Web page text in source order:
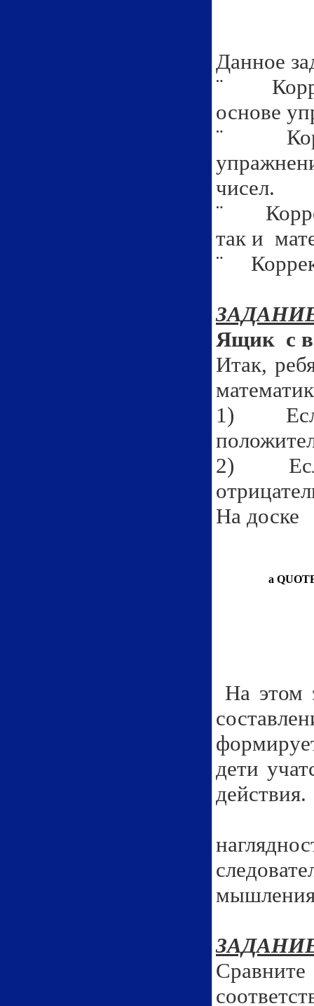
Данное
¨
основе
¨
чисел.
¨
так и
¨
Ящик с
Итак,
1) Если
2) Если
На доске
а
На этом
дети
действия.